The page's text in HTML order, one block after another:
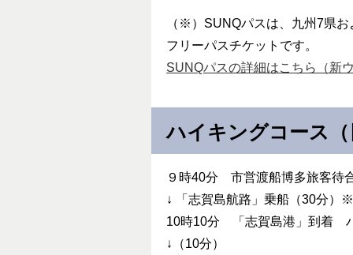
（※）SUNQパスは、九州7県
フリーパスチケットです。
SUNQパスの詳細はこちら（新
ハイキングコース
９時40分 市営渡船博多旅客待
↓ 「志賀島航路」乗船（30分）
10時10分 「志賀島港」到着
↓（10分）